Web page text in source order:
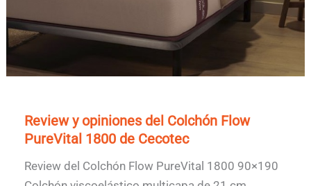
Review y opiniones del Colchón Flow
PureVital 1800 de Cecotec
Review del Colchón Flow PureVital 1800 90×190